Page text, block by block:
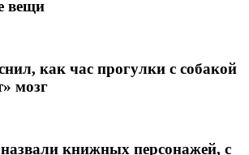
вещи
как час прогулки с собакой
мозг
книжных персонажей, с